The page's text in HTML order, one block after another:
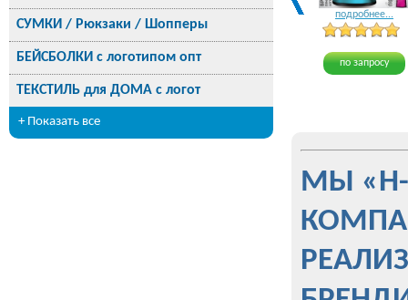
СУМКИ / Рюкзаки / Шопперы
БЕЙСБОЛКИ с логотипом опт
ТЕКСТИЛЬ для ДОМА с логот
+ Показать все
подробнее...
по запросу
МЫ